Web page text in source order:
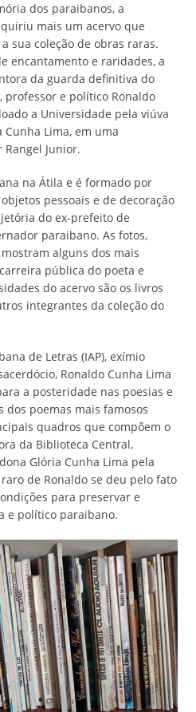
dos paraibanos, a
mais um acervo que
sua coleção de obras raras.
encantamento e raridades, a
da guarda definitiva do
professor e político Ronaldo
a Universidade pela viúva
Lima, em uma
Junior.
na Átila e é formado por
pessoais e de decoração
do ex-prefeito de
paraibano. As fotos,
alguns dos mais
pública do poeta e
do acervo são os livros
integrantes da coleção do
de Letras (IAP), exímio
Ronaldo Cunha Lima
a posteridade nas poesias e
dos poemas mais famosos
quadros que compõem o
da Biblioteca Central,
Glória Cunha Lima pela
de Ronaldo se deu pelo fato
para preservar e
e político paraibano.